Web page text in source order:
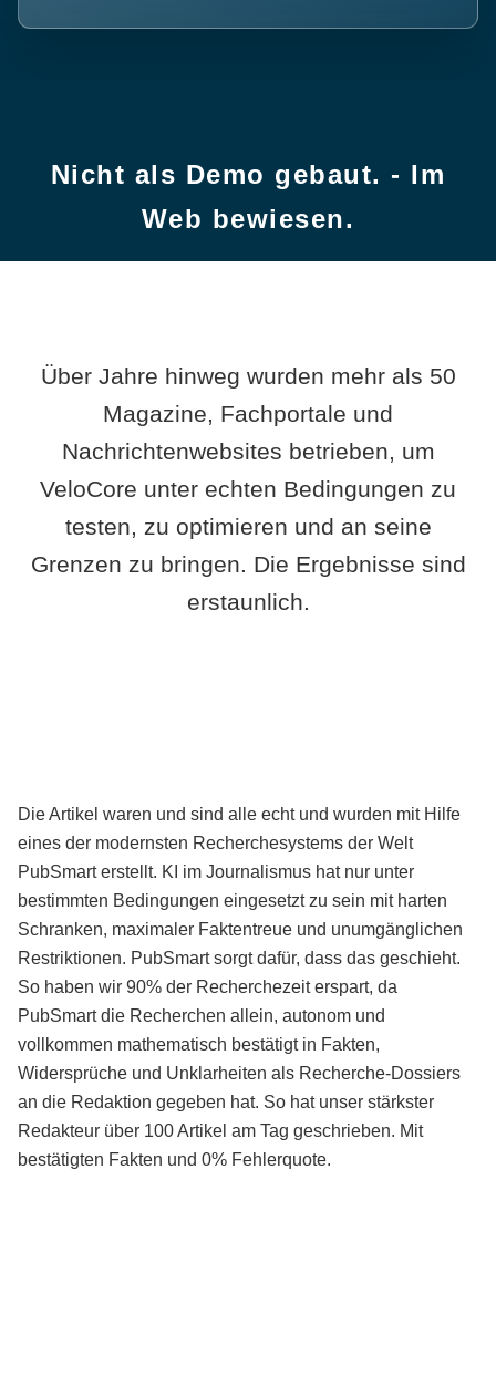
Nicht als Demo gebaut. - Im
Web bewiesen.
Über Jahre hinweg wurden mehr als 50
Magazine, Fachportale und
Nachrichtenwebsites betrieben, um
VeloCore unter echten Bedingungen zu
testen, zu optimieren und an seine
Grenzen zu bringen. Die Ergebnisse sind
erstaunlich.
Die Artikel waren und sind alle echt und wurden mit Hilfe
eines der modernsten Recherchesystems der Welt
PubSmart erstellt. KI im Journalismus hat nur unter
bestimmten Bedingungen eingesetzt zu sein mit harten
Schranken, maximaler Faktentreue und unumgänglichen
Restriktionen. PubSmart sorgt dafür, dass das geschieht.
So haben wir 90% der Recherchezeit erspart, da
PubSmart die Recherchen allein, autonom und
vollkommen mathematisch bestätigt in Fakten,
Widersprüche und Unklarheiten als Recherche-Dossiers
an die Redaktion gegeben hat. So hat unser stärkster
Redakteur über 100 Artikel am Tag geschrieben. Mit
bestätigten Fakten und 0% Fehlerquote.